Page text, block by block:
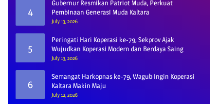
4
Gubernur Resmikan Patriot Muda, Perkuat
Pembinaan Generasi Muda Kaltara
July 13, 2026
5
Peringati Hari Koperasi ke-79, Sekprov Ajak
Wujudkan Koperasi Modern dan Berdaya Saing
July 13, 2026
6
Semangat Harkopnas ke-79, Wagub Ingin Koperasi
Kaltara Makin Maju
July 12, 2026